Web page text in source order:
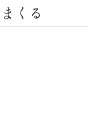
くる